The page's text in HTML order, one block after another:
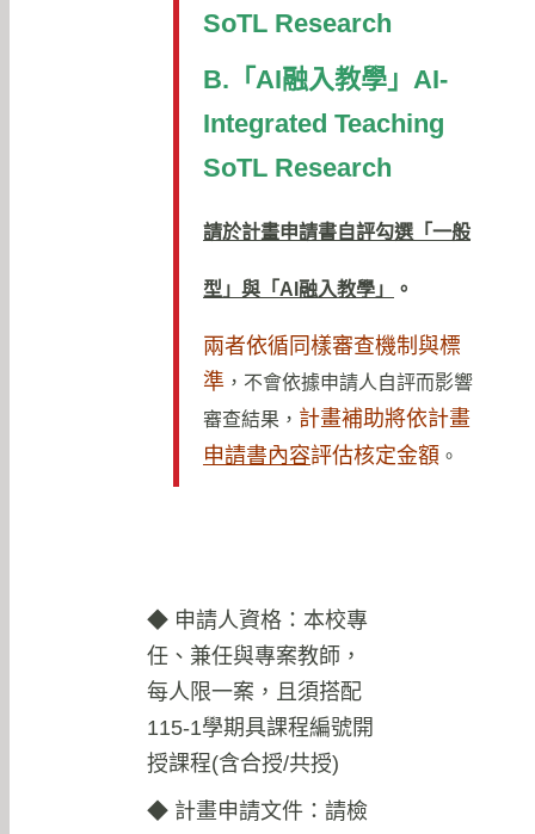
SoTL Research
B.「 AI融入教學」AI-
Integrated Teaching
SoTL Research
請於計畫申請書自評勾選「一般
型」與「 AI 融入教學」 。
兩者依循同樣審查機制與標
準 ，不會依據申請人自評而影響
審查結果， 計畫補助將依計畫
申請書內容評估核定金額 。
◆ 申請人資格：本校專
任、兼任與專案教師，
每人限一案，且須搭配
115-1學期具課程編號開
授課程(含合授/共授)
◆ 計畫申請文件：請檢